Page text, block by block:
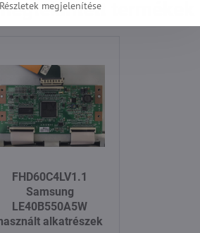
termékek
FHD60C4LV1.1
Samsung
LE40B550A5W
alkatrészek
Részletek megjelenítése